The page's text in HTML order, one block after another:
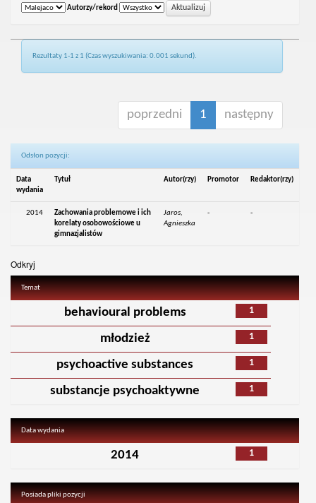
Autorzy/rekord
Rezultaty 1-1 z 1 (Czas wyszukiwania: 0.001 sekund).
poprzedni 1 następny
Odsłon pozycji:
Data
wydania
Tytuł Autor(rzy) Promotor Redaktor(rzy)
2014
Zachowania problemowe i ich
korelaty osobowościowe u
gimnazjalistów
Jaros,
Agnieszka
- -
Odkryj
Temat
1
behavioural problems
1
młodzież
1
psychoactive substances
1
substancje psychoaktywne
Data wydania
1
2014
Posiada pliki pozycji